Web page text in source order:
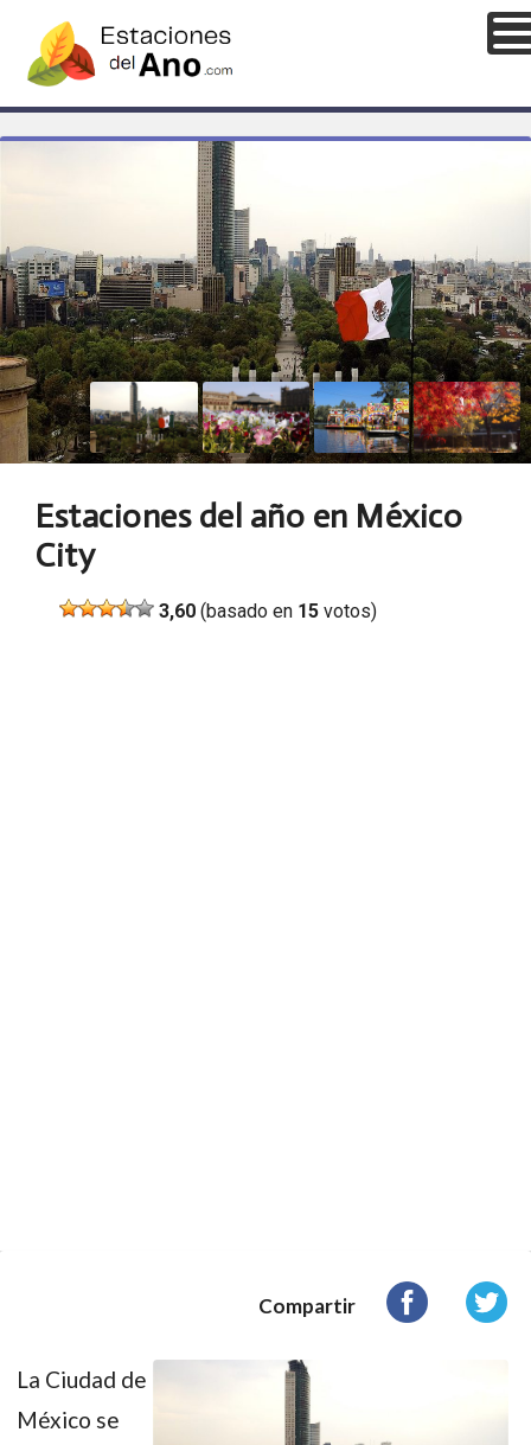
Estaciones del año en México
City
3,60 (basado en 15 votos)
Compartir
La Ciudad de
México se